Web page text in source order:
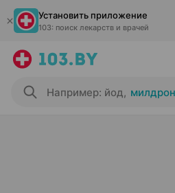
Установить приложение
103: поиск лекарств и врачей
Например: йод,